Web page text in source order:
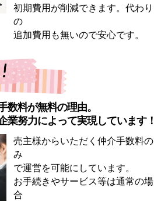
初期費用が削減できます。代わり
の
追加費用も無いので安心です。
数料が無料の理由。
業努力によって実現しています！
売主様からいただく仲介手数料の
み
で運営を可能にしています。
お手続きやサービス等は通常の場
合